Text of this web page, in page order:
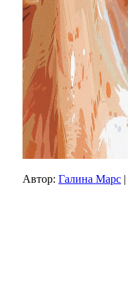
Автор: Галина Марс |